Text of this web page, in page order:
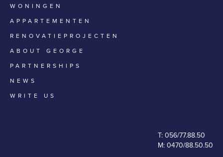
WONINGEN
APPARTEMENTEN
RENOVATIEPROJECTEN
ABOUT GEORGE
PARTNERSHIPS
NEWS
WRITE US
T:056/77.88.50
M:0470/88.50.50